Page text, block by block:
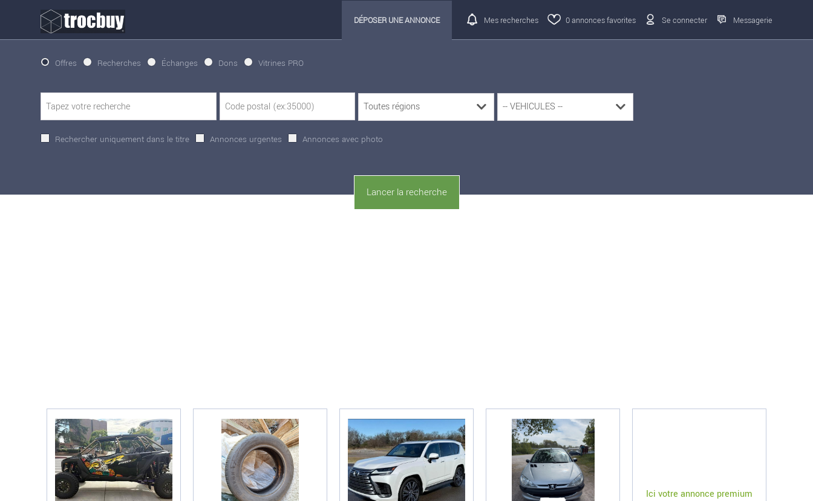
DÉPOSER UNE ANNONCE Mes recherches 0annonces favorites Se connecter Messagerie
Offres Recherches Échanges Dons Vitrines PRO
Rechercher uniquement dans le titre Annonces urgentes Annonces avec photo
Ici votre annonce premium